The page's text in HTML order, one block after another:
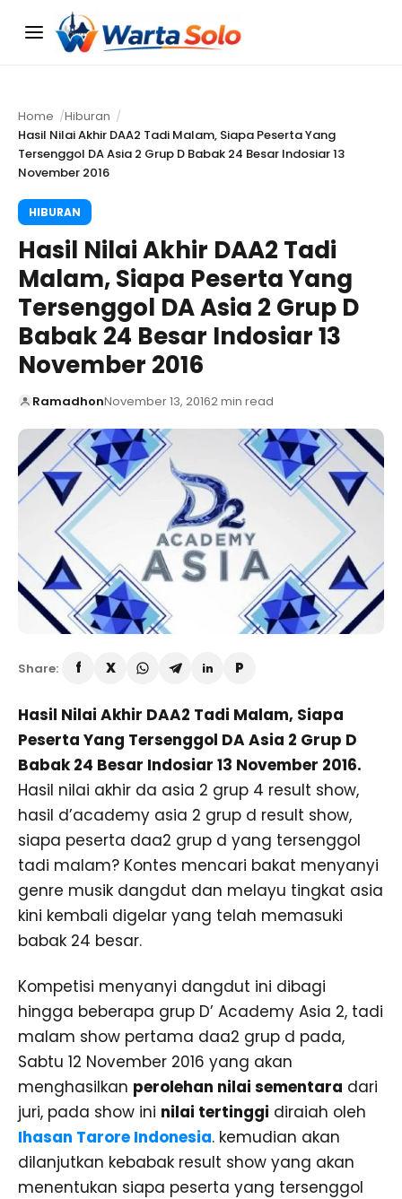
Menu
Home
Hiburan
Hasil Nilai Akhir DAA2 Tadi Malam, Siapa Peserta Yang
Tersenggol DA Asia 2 Grup D Babak 24 Besar Indosiar 13
November 2016
HIBURAN
Hasil Nilai Akhir DAA2 Tadi
Malam, Siapa Peserta Yang
Tersenggol DA Asia 2 Grup D
Babak 24 Besar Indosiar 13
November 2016
RamadhonNovember 13, 20162 min read
Share:
Hasil Nilai Akhir DAA2 Tadi Malam, Siapa
Peserta Yang Tersenggol DA Asia 2 Grup D
Babak 24 Besar Indosiar 13 November 2016.
Hasil nilai akhir da asia 2 grup 4 result show,
hasil d’academy asia 2 grup d result show,
siapa peserta daa2 grup d yang tersenggol
tadi malam? Kontes mencari bakat menyanyi
genre musik dangdut dan melayu tingkat asia
kini kembali digelar yang telah memasuki
babak 24 besar.
Kompetisi menyanyi dangdut ini dibagi
hingga beberapa grup D’ Academy Asia 2, tadi
malam show pertama daa2 grup d pada,
Sabtu 12 November 2016 yang akan
menghasilkan perolehan nilai sementara dari
juri, pada show ini nilai tertinggi diraiah oleh
Ihasan Tarore Indonesia. kemudian akan
dilanjutkan kebabak result show yang akan
menentukan siapa peserta yang tersenggol